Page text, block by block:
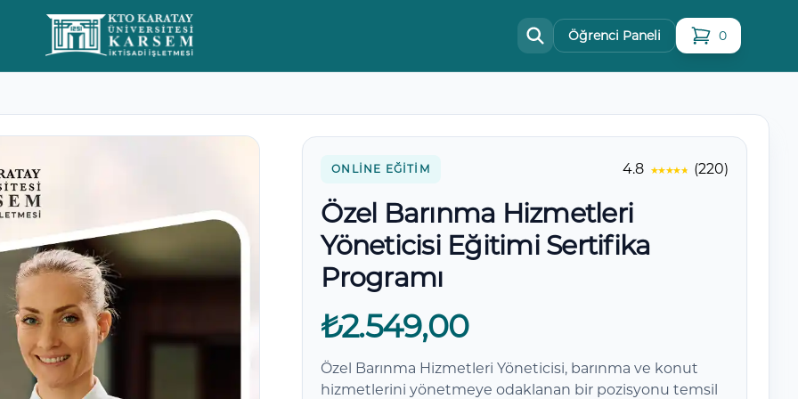
Öğrenci Paneli 0
sepetteki
Yorumlar
ONLINE EĞITIM 4.8 (220)
Özel Barınma Hizmetleri
Yöneticisi Eğitimi Sertifika
Programı
₺2.549,00
Özel Barınma Hizmetleri Yöneticisi, barınma ve konut
hizmetlerini yönetmeye odaklanan bir pozisyonu temsil